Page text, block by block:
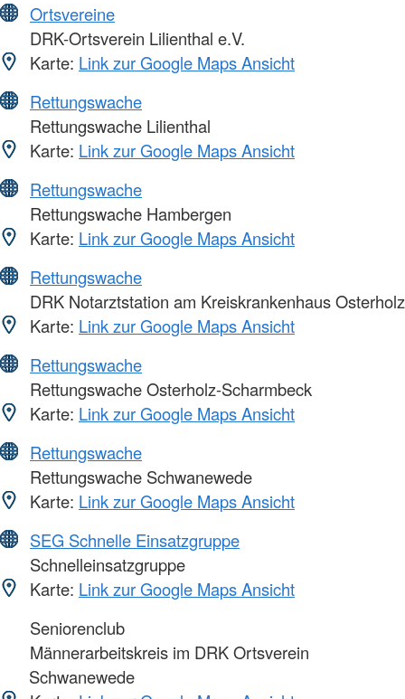
Ortsvereine
DRK-Ortsverein Lilienthal e.V.
Karte: Link zur Google Maps Ansicht
Rettungswache
Rettungswache Lilienthal
Karte: Link zur Google Maps Ansicht
Rettungswache
Rettungswache Hambergen
Karte: Link zur Google Maps Ansicht
Rettungswache
DRK Notarztstation am Kreiskrankenhaus Osterholz
Karte: Link zur Google Maps Ansicht
Rettungswache
Rettungswache Osterholz-Scharmbeck
Karte: Link zur Google Maps Ansicht
Rettungswache
Rettungswache Schwanewede
Karte: Link zur Google Maps Ansicht
SEG Schnelle Einsatzgruppe
Schnelleinsatzgruppe
Karte: Link zur Google Maps Ansicht
Seniorenclub
Männerarbeitskreis im DRK Ortsverein
Schwanewede